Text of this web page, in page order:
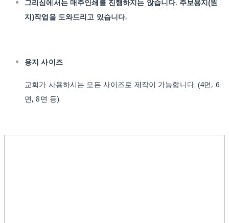
그리심에서는 매주인쇄를 진행하지는 않습니다. 주보용지(원
지)작업을 도와드리고 있습니다.
용지 사이즈
교회가 사용하시는 모든 사이즈로 제작이 가능합니다.(4면, 6
면, 8면 등)